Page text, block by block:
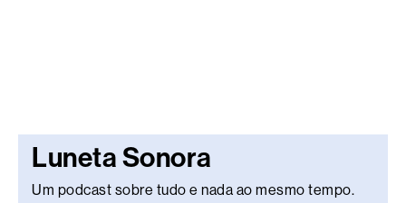
Luneta Sonora
Um podcast sobre tudo e nada ao mesmo tempo.